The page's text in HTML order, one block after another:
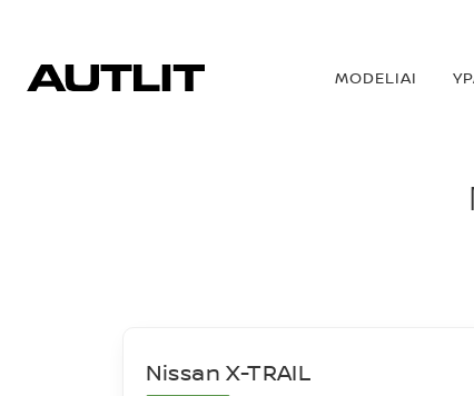
MODELIAI
NAUJI
Nissan X-TRAIL